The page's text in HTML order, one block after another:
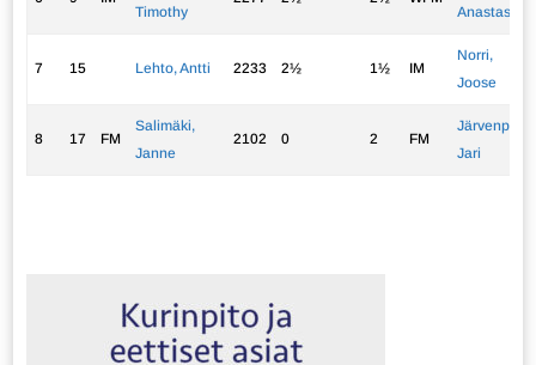
Timothy
Anastasia
7 15 Lehto, Antti 2233 2½ 1½ IM
Norri,
Joose
8 17 FM
Salimäki,
Janne
2102 0 2 FM
Järvenpää,
Jari